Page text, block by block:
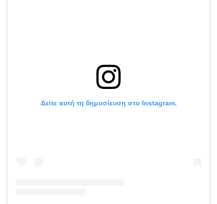
Δείτε αυτή τη δημοσίευση στο Instagram.